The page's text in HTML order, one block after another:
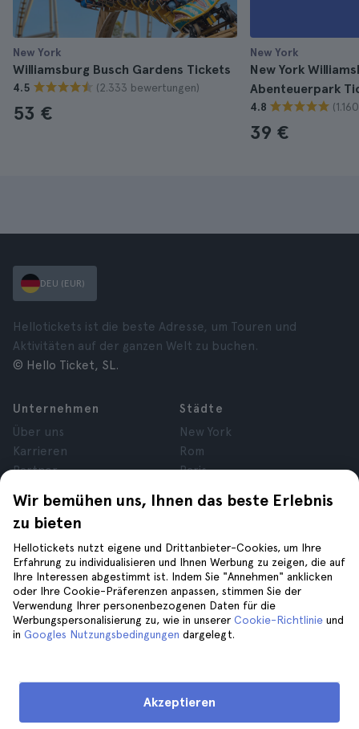
New York
Williamsburg Busch Gardens Tickets
4.5 (2.333 bewertungen)
53 €
New York
New York
Abenteuerpark
4.8
39 €
Wir bemühen uns, Ihnen das beste Erlebnis
zu bieten
Hellotickets nutzt eigene und Drittanbieter-Cookies, um Ihre
Erfahrung zu individualisieren und Ihnen Werbung zu zeigen, die auf
Ihre Interessen abgestimmt ist. Indem Sie "Annehmen" anklicken
oder Ihre Cookie-Präferenzen anpassen, stimmen Sie der
Verwendung Ihrer personenbezogenen Daten für die
Werbungspersonalisierung zu, wie in unserer Cookie-Richtlinie und
in Googles Nutzungsbedingungen dargelegt.
Akzeptieren
DEU (EUR)
Hellotickets ist die beste Adresse, um Touren und
Aktivitäten auf der ganzen Welt zu buchen.
© Hello Ticket, SL.
Unternehmen
Über uns
Karrieren
Partner
Datenschutz
Allgemeine
Geschäftsbedingungen
Cookies
Impressum
Städte
New York
Rom
Paris
Granada
Teneriffa
Hilfe
Folge uns auf